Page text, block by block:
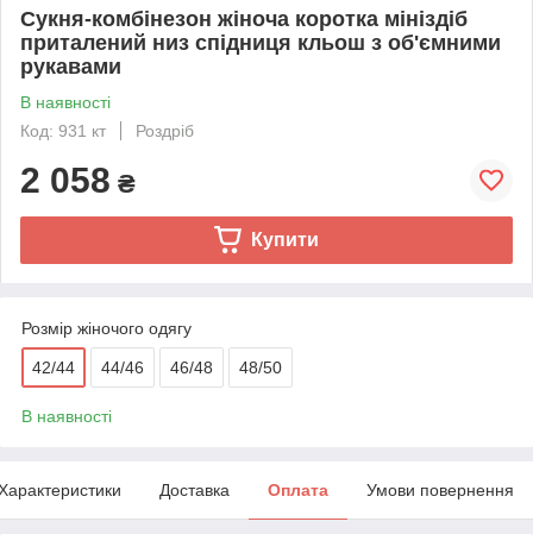
Сукня-комбінезон жіноча коротка мініздіб
приталений низ спідниця кльош з об'ємними
рукавами
В наявності
Код: 931 кт
Роздріб
2 058 ₴
Купити
Розмір жіночого одягу
42/44 44/46 46/48 48/50
В наявності
Доставка Оплата Умови повернення